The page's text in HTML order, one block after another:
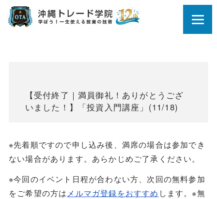
【受付終了｜満員御礼！ありがとうござ
いました！】「投資入門講座」(11/18)
※先着順ですので申し込み後、満席の場合は参加でき
ない場合があります。あらかじめご了承ください。
※今回のイベント日程が合わない方、次回の無料参加
をご希望の方はメルマガ登録をおすすめ します。※無